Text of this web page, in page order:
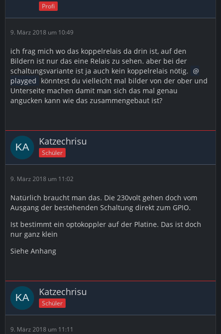
Profi
9. März 2018 um 10:49
ich frag mich wo das koppelrelais da drin ist, auf den
Bildern ist nur das eine Relais zu sehen. aber bei der
schaltungsvariante ist ja auch kein koppelrelais nötig.
playged könntest du vielleicht mal bilder von der ober und
Unterseite machen damit man sich das mal genau
angucken kann wie das zusammengebaut ist?
Katzechrisu
Schüler
9. März 2018 um 11:02
Natürlich braucht man das. Die 230volt gehen doch vom
Ausgang der bestehenden Schaltung direkt zum GPIO.
Ist bestimmt ein optokoppler auf der Platine. Das ist doch
nur ganz klein
Siehe Anhang
Katzechrisu
Schüler
9. März 2018 um 11:11